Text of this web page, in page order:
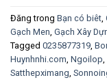
Đăng trong Bạn có biêt
Gạch Men Gạch Xây
Tagged 0235877319
Huynhnhi.com Ngoilop
Satthepximang